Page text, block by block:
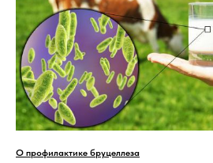
О профилактике бруцеллеза